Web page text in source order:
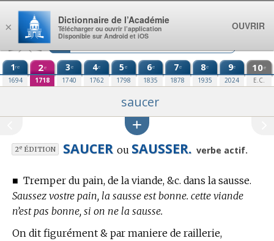
Aller au contenu
1re
1694
2e
1718
3e
1740
4e
1762
5e
1798
6e
1835
7e
1878
8e
1935
9e
2024
10e
E.C.
saucer
2eÉDITION SAUCER ou SAUSSER. verbe actif.
■ Tremper du pain, de la viande, &c. dans la sausse.
Saussez vostre pain, la sausse est bonne. cette viande
n’est pas bonne, si on ne la sausse.
On dit figurément & par maniere de raillerie,
×
Dictionnaire de l’Académie
Télécharger ou ouvrir l’application
Disponible sur Android et iOS
OUVRIR